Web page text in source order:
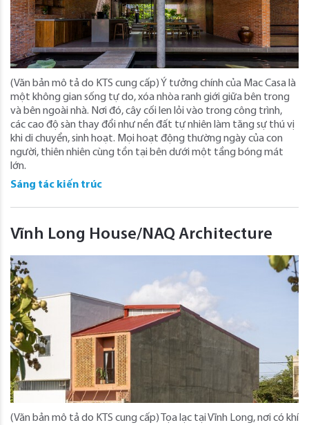
(Văn bản mô tả do KTS cung cấp) Ý tưởng chính của Mac Casa là
một không gian sống tự do, xóa nhòa ranh giới giữa bên trong
và bên ngoài nhà. Nơi đó, cây cối len lỏi vào trong công trình,
các cao độ sàn thay đổi như nền đất tự nhiên làm tăng sự thú vị
khi di chuyển, sinh hoạt. Mọi hoạt động thường ngày của con
người, thiên nhiên cùng tồn tại bên dưới một tầng bóng mát
lớn.
Sáng tác kiến trúc
Vĩnh Long House/NAQ Architecture
(Văn bản mô tả do KTS cung cấp) Tọa lạc tại Vĩnh Long, nơi có khí